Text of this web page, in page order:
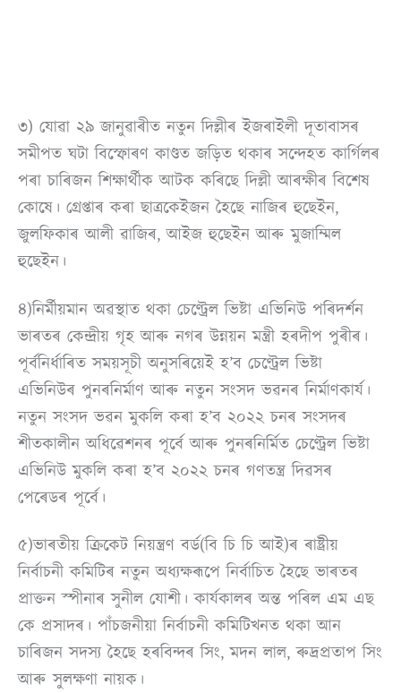
৩) যোৱা ২৯ জানুৱাৰীত নতুন দিল্লীৰ ইজৰাইলী দূতাবাসৰ
সমীপত ঘটা বিস্ফোৰণ কাণ্ডত জড়িত থকাৰ সন্দেহত কাৰ্গিলৰ
পৰা চাৰিজন শিক্ষাৰ্থীক আটক কৰিছে দিল্লী আৰক্ষীৰ বিশেষ
কোষে। গ্ৰেপ্তাৰ কৰা ছাত্ৰকেইজন হৈছে নাজিৰ হুছেইন,
জুলফিকাৰ আলী ৱাজিৰ, আইজ হুছেইন আৰু মুজাম্মিল
হুছেইন।
৪)নিৰ্মীয়মান অৱস্থাত থকা চেণ্ট্ৰেল ভিষ্টা এভিনিউ পৰিদৰ্শন
ভাৰতৰ কেন্দ্ৰীয় গৃহ আৰু নগৰ উন্নয়ন মন্ত্ৰী হৰদীপ পুৰীৰ।
পূৰ্বনিৰ্ধাৰিত সময়সূচী অনুসৰিয়েই হ’ব চেণ্ট্ৰেল ভিষ্টা
এভিনিউৰ পুনৰনিৰ্মাণ আৰু নতুন সংসদ ভৱনৰ নিৰ্মাণকাৰ্য।
নতুন সংসদ ভৱন মুকলি কৰা হ’ব ২০২২ চনৰ সংসদৰ
শীতকালীন অধিৱেশনৰ পূৰ্বে আৰু পুনৰনির্মিত চেণ্ট্ৰেল ভিষ্টা
এভিনিউ মুকলি কৰা হ’ব ২০২২ চনৰ গণতন্ত্ৰ দিৱসৰ
পেৰেডৰ পূৰ্বে।
৫)ভাৰতীয় ক্ৰিকেট নিয়ন্ত্ৰণ বৰ্ড(বি চি চি আই)ৰ ৰাষ্ট্ৰীয়
নিৰ্বাচনী কমিটিৰ নতুন অধ্যক্ষৰূপে নিৰ্বাচিত হৈছে ভাৰতৰ
প্ৰাক্তন স্পীনাৰ সুনীল যোশী। কাৰ্যকালৰ অন্ত পৰিল এম এছ
কে প্ৰসাদৰ। পাঁচজনীয়া নিৰ্বাচনী কমিটিখনত থকা আন
চাৰিজন সদস্য হৈছে হৰবিন্দৰ সিং, মদন লাল, ৰুদ্ৰপ্ৰতাপ সিং
আৰু সুলক্ষণা নায়ক।